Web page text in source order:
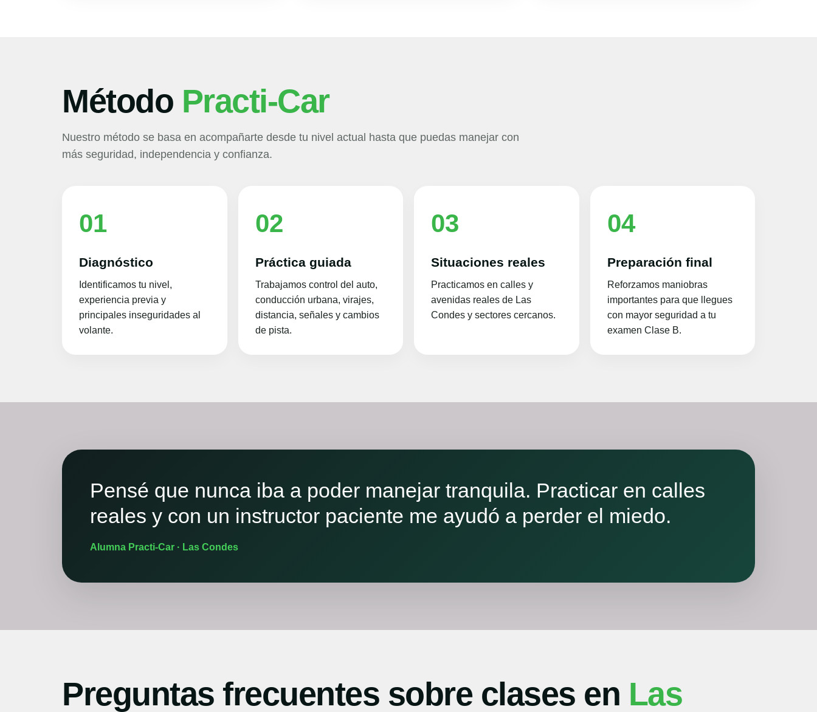
Método Practi-Car
Nuestro método se basa en acompañarte desde tu nivel actual hasta que puedas manejar con
más seguridad, independencia y confianza.
01
Diagnóstico
Identificamos tu nivel,
experiencia previa y
principales inseguridades al
volante.
02
Práctica guiada
Trabajamos control del auto,
conducción urbana, virajes,
distancia, señales y cambios
de pista.
03
Situaciones reales
Practicamos en calles y
avenidas reales de Las
Condes y sectores cercanos.
04
Preparación final
Reforzamos maniobras
importantes para que llegues
con mayor seguridad a tu
examen Clase B.
Pensé que nunca iba a poder manejar tranquila. Practicar en calles
reales y con un instructor paciente me ayudó a perder el miedo.
Alumna Practi-Car · Las Condes
Preguntas frecuentes sobre clases en Las